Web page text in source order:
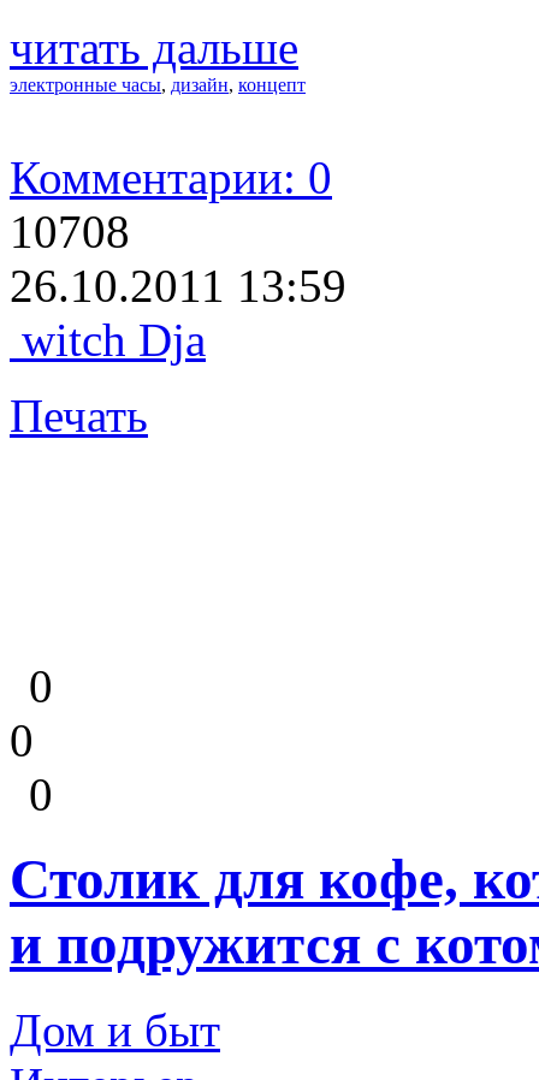
читать дальше
электронные часы, дизайн, концепт
Комментарии: 0
10708
26.10.2011 13:59
witch Dja
Печать
0
0
0
Столик для кофе,
и подружится с
Дом и быт